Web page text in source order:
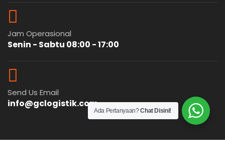
Jam Operasional
Senin - Sabtu 08:00 - 17:00
Send Us Email
info@gclogistik.com
Ada Pertanyaan?Chat Disini!